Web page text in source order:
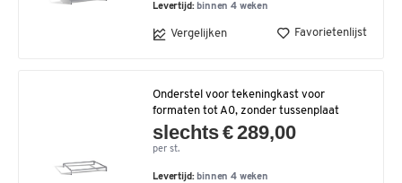
Levertijd: binnen 4 weken
Vergelijken Favorietenlijst
Onderstel voor tekeningkast voor
formaten tot A0, zonder tussenplaat
slechts € 289,00
per st.
Levertijd: binnen 4 weken